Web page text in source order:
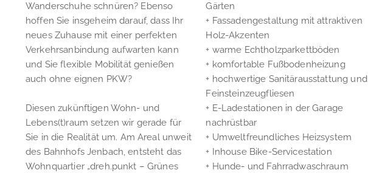
Wanderschuhe schnüren? Ebenso
hoffen Sie insgeheim darauf, dass Ihr
neues Zuhause mit einer perfekten
Verkehrsanbindung aufwarten kann
und Sie flexible Mobilität genießen
auch ohne eignen PKW?
Diesen zukünftigen Wohn- und
Lebens(t)raum setzen wir gerade für
Sie in die Realität um. Am Areal unweit
des Bahnhofs Jenbach, entsteht das
Wohnquartier „dreh.punkt – Grünes
Gärten
+ Fassadengestaltung mit attraktiven
Holz-Akzenten
+ warme Echtholzparkettböden
+ komfortable Fußbodenheizung
+ hochwertige Sanitärausstattung und
Feinsteinzeugfliesen
+ E-Ladestationen in der Garage
nachrüstbar
+ Umweltfreundliches Heizsystem
+ Inhouse Bike-Servicestation
+ Hunde- und Fahrradwaschraum